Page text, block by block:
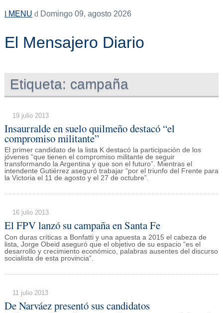
MENU Domingo 09, agosto 2026
El Mensajero Diario
Etiqueta: campaña
19 julio 2013
Insaurralde en suelo quilmeño destacó “el
compromiso militante”
El primer candidato de la lista K destacó la participación de los
jóvenes “que tienen el compromiso militante de seguir
transformando la Argentina y que son el futuro”. Mientras el
intendente Gutiérrez aseguró trabajar “por el triunfo del Frente para
la Victoria el 11 de agosto y el 27 de octubre”.
16 julio 2013
El FPV lanzó su campaña en Santa Fe
Con duras críticas a Bonfatti y una apuesta a 2015 el cabeza de
lista, Jorge Obeid aseguró que el objetivo de su espacio “es el
desarrollo y crecimiento económico, palabras ausentes del discurso
socialista de esta provincia”.
11 julio 2013
De Narváez presentó sus candidatos